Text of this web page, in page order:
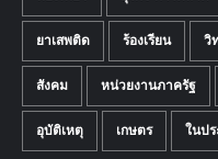
ยาเสพติด ร้องเรียน วิ
สังคม หน่วยงานภาครัฐ
อุบัติเหตุ เกษตร ในปร